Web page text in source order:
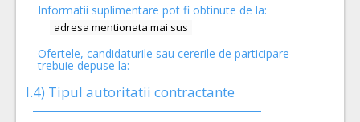
Informatii suplimentare pot fi obtinute de la:
adresa mentionata mai sus
Ofertele, candidaturile sau cererile de participare
trebuie depuse la:
I.4) Tipul autoritatii contractante